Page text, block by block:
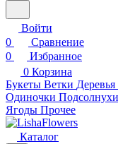
Войти
0
Сравнение
0
Избранное
0 Корзина
Букеты Ветки Деревья
Одиночки Подсолнухи
Ягоды Прочее
Каталог